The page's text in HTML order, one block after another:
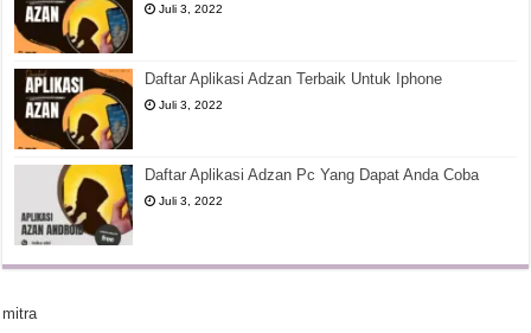
Juli 3, 2022
Daftar Aplikasi Adzan Terbaik Untuk Iphone
Juli 3, 2022
Daftar Aplikasi Adzan Pc Yang Dapat Anda Coba
Juli 3, 2022
mitra